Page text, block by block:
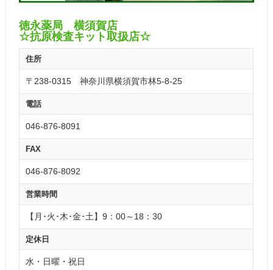
徳永薬局 横須賀店
☆抗原検査キット取扱店☆
住所
〒238-0315 神奈川県横須賀市林5-8-25
電話
046-876-8091
FAX
046-876-8092
営業時間
【月･火･木･金･土】9：00～18：30
定休日
水・日曜・祝日